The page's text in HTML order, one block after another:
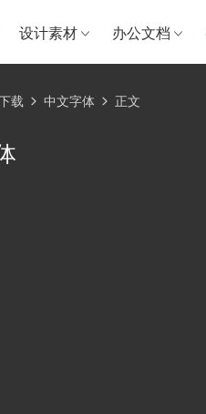
设计素材 办公文档
载 中文字体 正文